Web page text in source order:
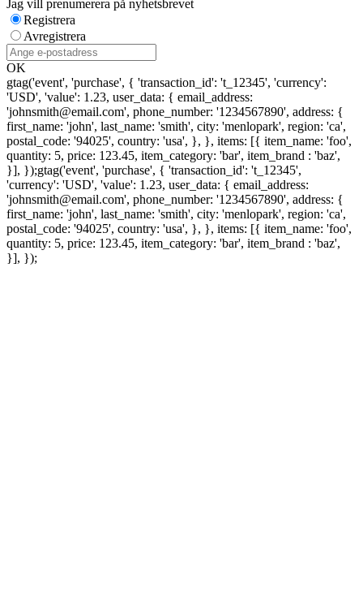
Jag vill prenumerera på nyhetsbrevet
Registrera
Avregistrera
OK
gtag('event', 'purchase', { 'transaction_id': 't_12345', 'currency':
'USD', 'value': 1.23, user_data: { email_address:
'johnsmith@email.com', phone_number: '1234567890', address: {
first_name: 'john', last_name: 'smith', city: 'menlopark', region: 'ca',
postal_code: '94025', country: 'usa', }, }, items: [{ item_name: 'foo',
quantity: 5, price: 123.45, item_category: 'bar', item_brand : 'baz',
}], });gtag('event', 'purchase', { 'transaction_id': 't_12345',
'currency': 'USD', 'value': 1.23, user_data: { email_address:
'johnsmith@email.com', phone_number: '1234567890', address: {
first_name: 'john', last_name: 'smith', city: 'menlopark', region: 'ca',
postal_code: '94025', country: 'usa', }, }, items: [{ item_name: 'foo',
quantity: 5, price: 123.45, item_category: 'bar', item_brand : 'baz',
}], });